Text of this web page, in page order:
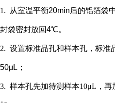
1. 从室温平衡20min后的铝箔袋
封袋密封放回4℃。
2. 设置标准品孔和样本孔 ，标准
50μL；
3. 样本孔先加待测样本10μL，再